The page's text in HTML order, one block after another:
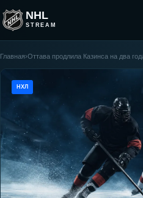
NHL
STREAM
Главная›Оттава продлила Казинса на два
НХЛ